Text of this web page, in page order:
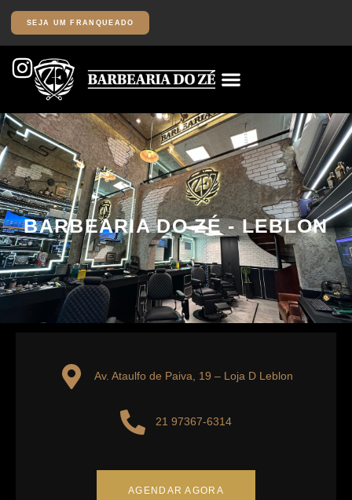
SEJA UM FRANQUEADO
BARBEARIA DO ZÉ - LEBLON
Av. Ataulfo de Paiva, 19 – Loja D Leblon
21 97367-6314
AGENDAR AGORA